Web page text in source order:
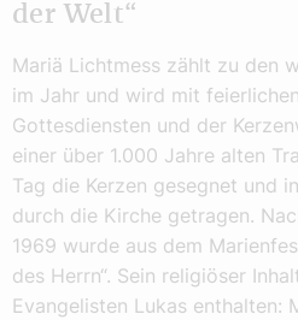
der Welt“
Mariä Lichtmess zählt zu den
im Jahr und wird mit
Gottesdiensten und der
einer über 1.000 Jahre alten
Tag die Kerzen gesegnet und
durch die Kirche getragen.
1969 wurde aus dem
des Herrn“. Sein religiöser
Evangelisten Lukas enthalten: